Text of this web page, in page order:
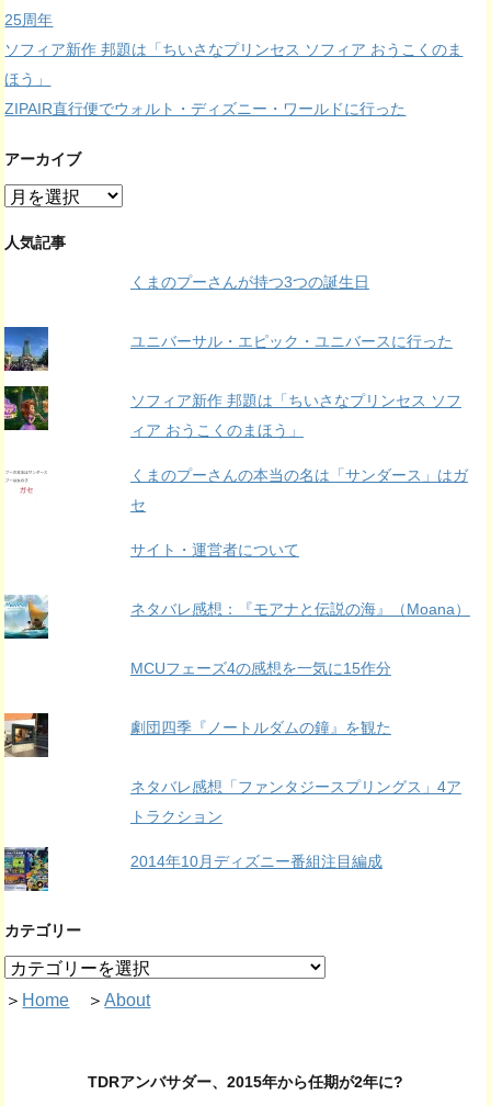
25周年
ソフィア新作 邦題は「ちいさなプリンセス ソフィア おうこくのま
ほう」
ZIPAIR直行便でウォルト・ディズニー・ワールドに行った
アーカイブ
ア
カ
人気記事
くまのプーさんが持つ3つの誕生日
ユニバーサル・エピック・ユニバースに行った
ソフィア新作 邦題は「ちいさなプリンセス ソフ
ィア おうこくのまほう」
くまのプーさんの本当の名は「サンダース」はガ
セ
サイト・運営者について
ネタバレ感想：『モアナと伝説の海』（Moana）
MCUフェーズ4の感想を一気に15作分
劇団四季『ノートルダムの鐘』を観た
ネタバレ感想「ファンタジースプリングス」4ア
トラクション
2014年10月ディズニー番組注目編成
カテゴリー
＞ Home ＞About
TDRアンバサダー、2015年から任期が2年に?